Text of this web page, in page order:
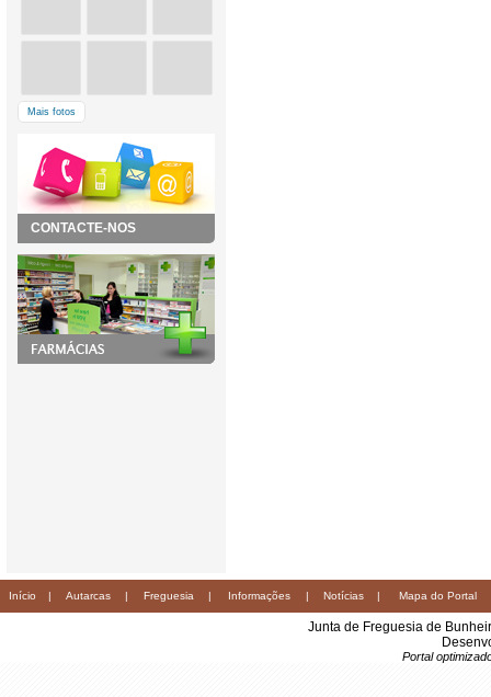
Mais fotos
CONTACTE-NOS
Início | Autarcas | Freguesia | Informações | Notícias | Mapa do Portal
Junta de Freguesia de
Portal